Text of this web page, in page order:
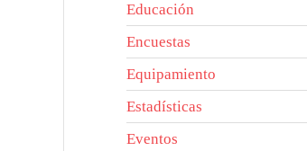
Educación
Encuestas
Equipamiento
Estadísticas
Eventos